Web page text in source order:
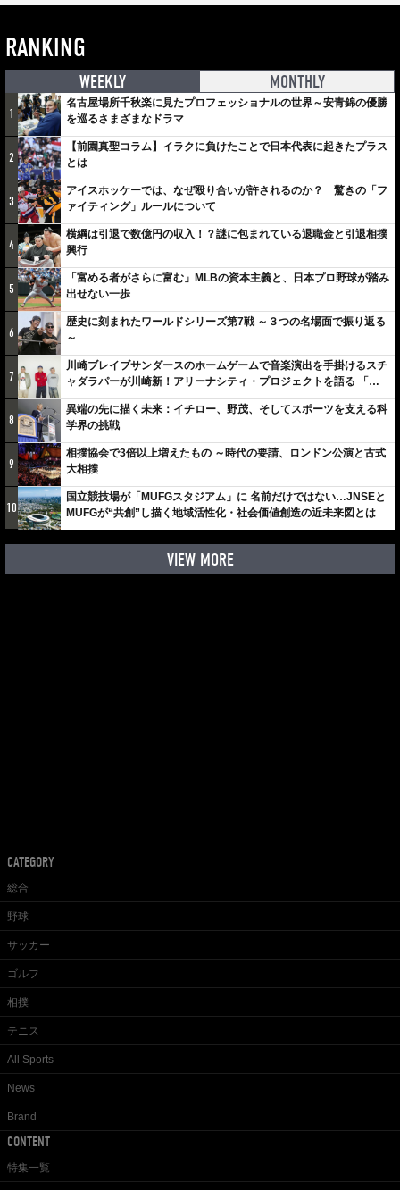
RANKING
WEEKLY MONTHLY
1
名古屋場所千秋楽に見たプロフェッショナルの世界～安青錦の優勝
を巡るさまざまなドラマ
2
【前園真聖コラム】イラクに負けたことで日本代表に起きたプラス
とは
3
アイスホッケーでは、なぜ殴り合いが許されるのか？ 驚きの「フ
ァイティング」ルールについて
4
横綱は引退で数億円の収入！？謎に包まれている退職金と引退相撲
興行
5
「富める者がさらに富む」MLBの資本主義と、日本プロ野球が踏み
出せない一歩
6
歴史に刻まれたワールドシリーズ第7戦 ～３つの名場面で振り返る
～
7
川崎ブレイブサンダースのホームゲームで音楽演出を手掛けるスチ
ャダラパーが川崎新！アリーナシティ・プロジェクトを語る 「楽
しみでしかないでしょ。川崎は、ずっと成長曲線だから」
8
異端の先に描く未来：イチロー、野茂、そしてスポーツを支える科
学界の挑戦
9
相撲協会で3倍以上増えたもの ～時代の要請、ロンドン公演と古式
大相撲
10
国立競技場が「MUFGスタジアム」に 名前だけではない…JNSEと
MUFGが“共創”し描く地域活性化・社会価値創造の近未来図とは
VIEW MORE
CATEGORY
総合
野球
サッカー
ゴルフ
相撲
テニス
All Sports
News
Brand
CONTENT
特集一覧